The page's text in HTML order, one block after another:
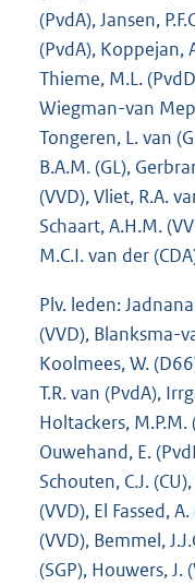
(PvdA), Jansen,
(PvdA), Koppejan,
Thieme, M.L.
Wiegman-van
Tongeren, L. van
B.A.M. (GL),
(VVD), Vliet, R.A.
Schaart, A.H.M.
M.C.I. van der
Plv. leden:
(VVD), Blanksma-
Koolmees, W.
T.R. van (PvdA),
Holtackers, M.P.M.
Ouwehand, E.
Schouten, C.J.
(VVD), El Fassed,
(VVD), Bemmel,
(SGP), Houwers, J.